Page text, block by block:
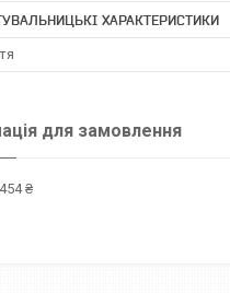
ХАРАКТЕРИСТИКИ
для замовлення
₴